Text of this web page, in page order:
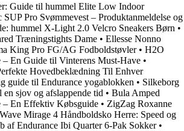
Guide til hummel Elite Low Indoor
SUP Pro Svømmevest – Produktanmeldelse og
hummel X-Light 2.0 Velcro Sneakers Børn •
Træningstights Dame • Ellesse Nonno
King Pro FG/AG Fodboldstøvler• H2O
En Guide til Vinterens Must-Have •
Hovedbeklædning Til Enhver
guide til Endurance yogablokken • Silkeborg
sjov og afslappende tid • Bula Amped
– En Effektiv Købsguide • ZigZag Roxanne
Mirage 4 Håndboldsko Herre: Speed og
af Endurance Ibi Quarter 6-Pak Sokker•